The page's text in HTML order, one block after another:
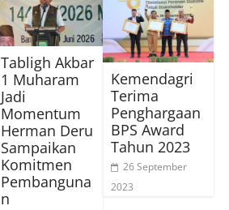
Tabligh Akbar
1 Muharam
Jadi
Momentum
Herman Deru
Sampaikan
Komitmen
Pembanguna
n
Kemendagri
Terima
Penghargaan
BPS Award
Tahun 2023
26 September
2023